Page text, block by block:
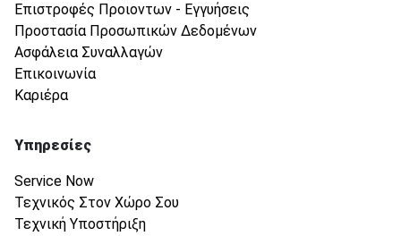
Επιστροφές Προιοντων - Εγγυήσεις
Προστασία Προσωπικών Δεδομένων
Ασφάλεια Συναλλαγών
Επικοινωνία
Καριέρα
Υπηρεσίες
Service Now
Τεχνικός Στον Χώρο Σου
Τεχνική Υποστήριξη